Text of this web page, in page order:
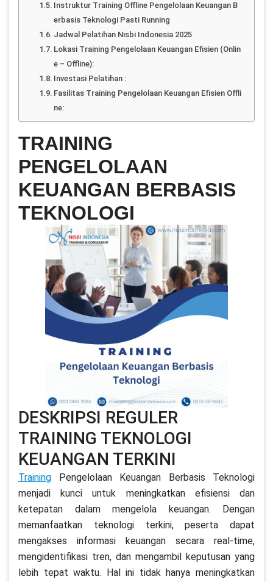
Instruktur Training Offline Pengelolaan Keuangan B
erbasis Teknologi Pasti Running
Jadwal Pelatihan Nisbi Indonesia 2025
Lokasi Training Pengelolaan Keuangan Efisien (Onlin
e – Offline):
Investasi Pelatihan :
Fasilitas Training Pengelolaan Keuangan Efisien Offli
ne:
TRAINING
PENGELOLAAN
KEUANGAN BERBASIS
TEKNOLOGI
DESKRIPSI REGULER
TRAINING TEKNOLOGI
KEUANGAN TERKINI
Training Pengelolaan Keuangan Berbasis Teknologi
menjadi kunci untuk meningkatkan efisiensi dan
ketepatan dalam mengelola keuangan. Dengan
memanfaatkan teknologi terkini, peserta dapat
mengakses informasi keuangan secara real-time,
mengidentifikasi tren, dan mengambil keputusan yang
lebih tepat waktu. Hal ini tidak hanya meningkatkan